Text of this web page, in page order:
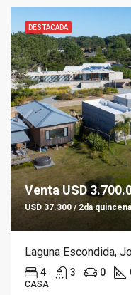
DESTACADA
Venta USD
USD 37.300 / 2da
Laguna Escondida,
4 3 0
CASA